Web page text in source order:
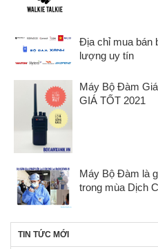
Địa chỉ mua bán
lượng uy tín
Máy Bộ Đàm
GIÁ TỐT 2021
Máy Bộ Đàm là
trong mùa Dịch
TIN TỨC MỚI